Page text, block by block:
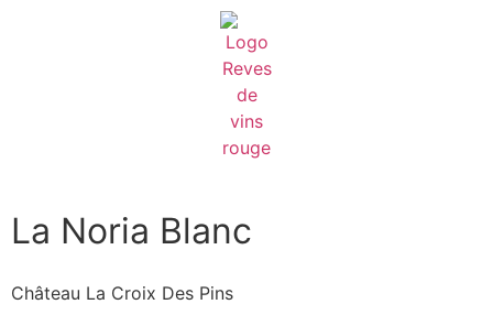
La Noria Blanc
Château La Croix Des Pins